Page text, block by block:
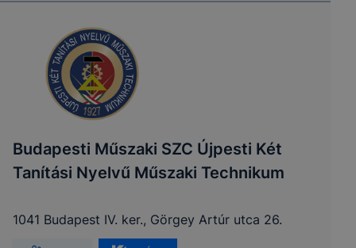
Budapesti Műszaki SZC Újpesti Két
Tanítási Nyelvű Műszaki Technikum
1041 Budapest IV. ker., Görgey Artúr utca 26.